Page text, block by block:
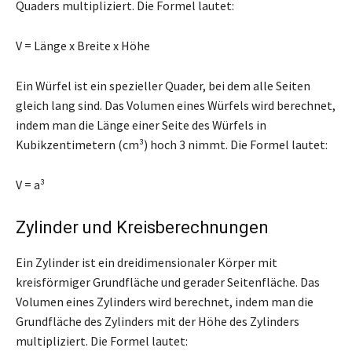
Quaders multipliziert. Die Formel lautet:
V = Länge x Breite x Höhe
Ein Würfel ist ein spezieller Quader, bei dem alle Seiten
gleich lang sind. Das Volumen eines Würfels wird berechnet,
indem man die Länge einer Seite des Würfels in
Kubikzentimetern (cm³) hoch 3 nimmt. Die Formel lautet:
V = a³
Zylinder und Kreisberechnungen
Ein Zylinder ist ein dreidimensionaler Körper mit
kreisförmiger Grundfläche und gerader Seitenfläche. Das
Volumen eines Zylinders wird berechnet, indem man die
Grundfläche des Zylinders mit der Höhe des Zylinders
multipliziert. Die Formel lautet: